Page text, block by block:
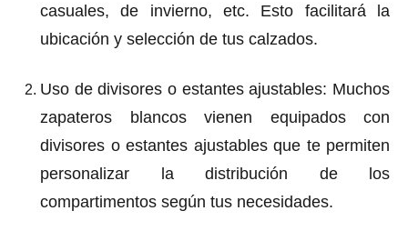
casuales, de invierno, etc. Esto facilitará la
ubicación y selección de tus calzados.
Uso de divisores o estantes ajustables: Muchos
zapateros blancos vienen equipados con
divisores o estantes ajustables que te permiten
personalizar la distribución de los
compartimentos según tus necesidades.